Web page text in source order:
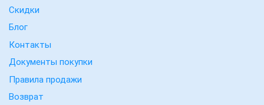
Скидки
Блог
Контакты
Документы покупки
Правила продажи
Возврат